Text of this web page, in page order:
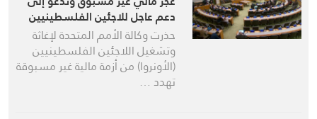
دعم عاجل للاجئين الفلسطينيين
حذرت وكالة الأمم المتحدة لإغاثة
وتشغيل اللاجئين الفلسطينيين
(الأونروا) من أزمة مالية غير مسبوقة
تهدد …